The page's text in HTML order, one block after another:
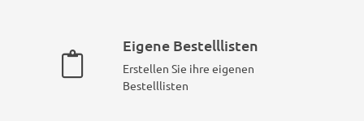
Eigene Bestelllisten
Erstellen Sie ihre eigenen
Bestelllisten